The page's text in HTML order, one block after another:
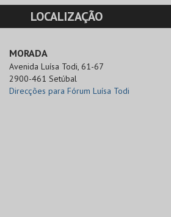
LOCALIZAÇÃO
MORADA
Avenida Luísa Todi, 61-67
2900-461 Setúbal
Direcções para Fórum Luísa Todi